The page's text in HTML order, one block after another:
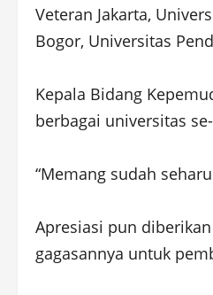
Veteran Jakarta,
Bogor, Universitas
Kepala Bidang
berbagai universitas
“Memang sudah
Apresiasi pun
gagasannya untuk